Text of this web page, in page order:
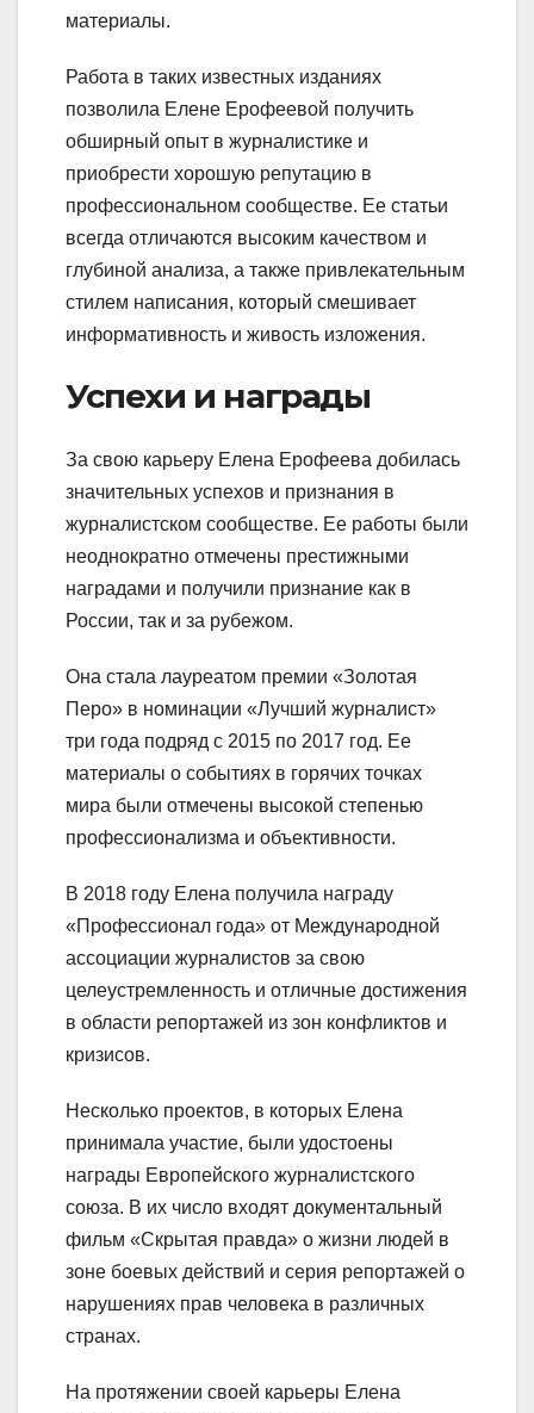
материалы.
Работа в таких известных изданиях
позволила Елене Ерофеевой получить
обширный опыт в журналистике и
приобрести хорошую репутацию в
профессиональном сообществе. Ее статьи
всегда отличаются высоким качеством и
глубиной анализа, а также привлекательным
стилем написания, который смешивает
информативность и живость изложения.
Успехи и награды
За свою карьеру Елена Ерофеева добилась
значительных успехов и признания в
журналистском сообществе. Ее работы были
неоднократно отмечены престижными
наградами и получили признание как в
России, так и за рубежом.
Она стала лауреатом премии «Золотая
Перо» в номинации «Лучший журналист»
три года подряд с 2015 по 2017 год. Ее
материалы о событиях в горячих точках
мира были отмечены высокой степенью
профессионализма и объективности.
В 2018 году Елена получила награду
«Профессионал года» от Международной
ассоциации журналистов за свою
целеустремленность и отличные достижения
в области репортажей из зон конфликтов и
кризисов.
Несколько проектов, в которых Елена
принимала участие, были удостоены
награды Европейского журналистского
союза. В их число входят документальный
фильм «Скрытая правда» о жизни людей в
зоне боевых действий и серия репортажей о
нарушениях прав человека в различных
странах.
На протяжении своей карьеры Елена